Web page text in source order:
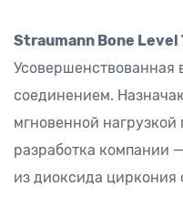
Straumann Bone Level
Усовершенствованная
соединением.
мгновенной
разработка компании
из диоксида циркония